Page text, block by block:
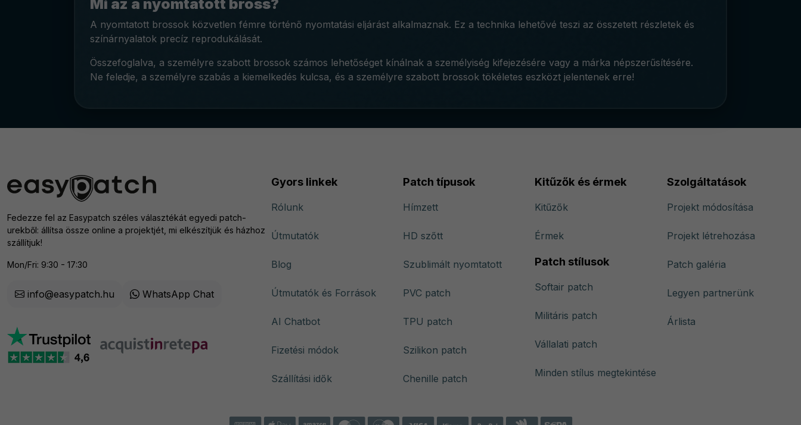
Mi az a nyomtatott bross?
A nyomtatott brossok közvetlen fémre történő nyomtatási eljárást alkalmaznak. Ez a technika lehetővé teszi az összetett részletek és
színárnyalatok precíz reprodukálását.
Összefoglalva, a személyre szabott brossok számos lehetőséget kínálnak a személyiség kifejezésére vagy a márka népszerűsítésére.
Ne feledje, a személyre szabás a kiemelkedés kulcsa, és a személyre szabott brossok tökéletes eszközt jelentenek erre!
Fedezze fel az Easypatch széles választékát egyedi patch-
urekből: állítsa össze online a projektjét, mi elkészítjük és házhoz
szállítjuk!
Mon/Fri: 9:30 - 17:30
info@easypatch.hu WhatsApp Chat
Gyors linkek
Rólunk
Útmutatók
Blog
Útmutatók és Források
AI Chatbot
Fizetési módok
Szállítási idők
Patch típusok
Hímzett
HD szőtt
Szublimált nyomtatott
PVC patch
TPU patch
Szilikon patch
Chenille patch
Kitűzők és érmek
Kitűzők
Érmek
Patch stílusok
Softair patch
Militáris patch
Vállalati patch
Minden stílus megtekintése
Szolgáltatások
Projekt módosítása
Projekt létrehozása
Patch galéria
Legyen partnerünk
Árlista